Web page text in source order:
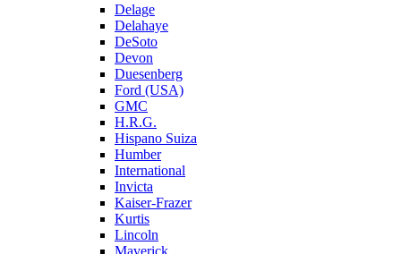
Delage
Delahaye
DeSoto
Devon
Duesenberg
Ford (USA)
GMC
H.R.G.
Hispano Suiza
Humber
International
Invicta
Kaiser-Frazer
Kurtis
Lincoln
Maverick